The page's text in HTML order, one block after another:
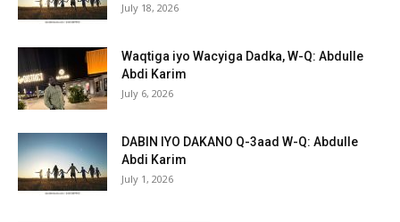
July 18, 2026
Waqtiga iyo Wacyiga Dadka, W-Q: Abdulle
Abdi Karim
July 6, 2026
DABIN IYO DAKANO Q-3aad W-Q: Abdulle
Abdi Karim
July 1, 2026